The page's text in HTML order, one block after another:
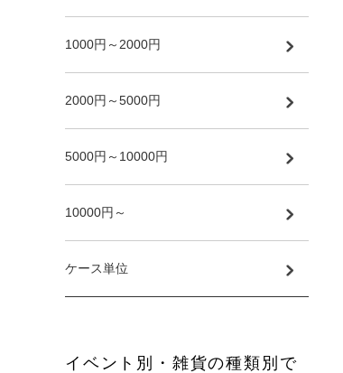
1000円～2000円
2000円～5000円
5000円～10000円
10000円～
ケース単位
イベント別・雑貨の種類別で